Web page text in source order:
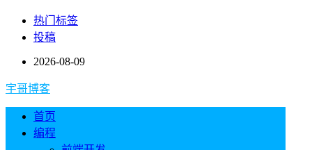
热门标签
投稿
2026-08-09
宇哥博客
首页
编程